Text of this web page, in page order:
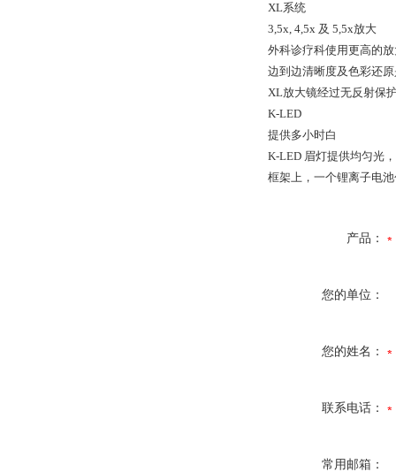
XL系统
3,5x, 4,5x 及 5,5x放大
外科诊疗科使用更高的
边到边清晰度及色彩还
XL放大镜经过无反射保
K-LED
提供多小时白
K-LED 眉灯提供均匀光
框架上，一个锂离子电
产品：
您的单位：
您的姓名：
联系电话：
常用邮箱：